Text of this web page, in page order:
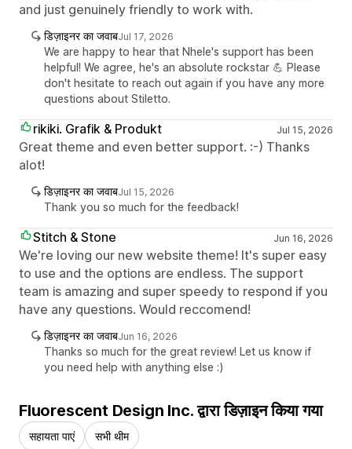
and just genuinely friendly to work with.
डिज़ाइनर का जवाबJul 17, 2026
We are happy to hear that Nhele's support has been
helpful! We agree, he's an absolute rockstar 💪 Please
don't hesitate to reach out again if you have any more
questions about Stiletto.
rikiki. Grafik & Produkt Jul 15, 2026
Great theme and even better support. :-) Thanks
alot!
डिज़ाइनर का जवाबJul 15, 2026
Thank you so much for the feedback!
Stitch & Stone Jun 16, 2026
We're loving our new website theme! It's super easy
to use and the options are endless. The support
team is amazing and super speedy to respond if you
have any questions. Would reccomend!
डिज़ाइनर का जवाबJun 16, 2026
Thanks so much for the great review! Let us know if
you need help with anything else :)
Fluorescent Design Inc. द्वारा डिज़ाइन किया गया
सहायता पाएं सभी थीम